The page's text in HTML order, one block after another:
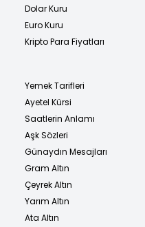
Dolar Kuru
Euro Kuru
Kripto Para Fiyatları
Yemek Tarifleri
Ayetel Kürsi
Saatlerin Anlamı
Aşk Sözleri
Günaydın Mesajları
Gram Altın
Çeyrek Altın
Yarım Altın
Ata Altın